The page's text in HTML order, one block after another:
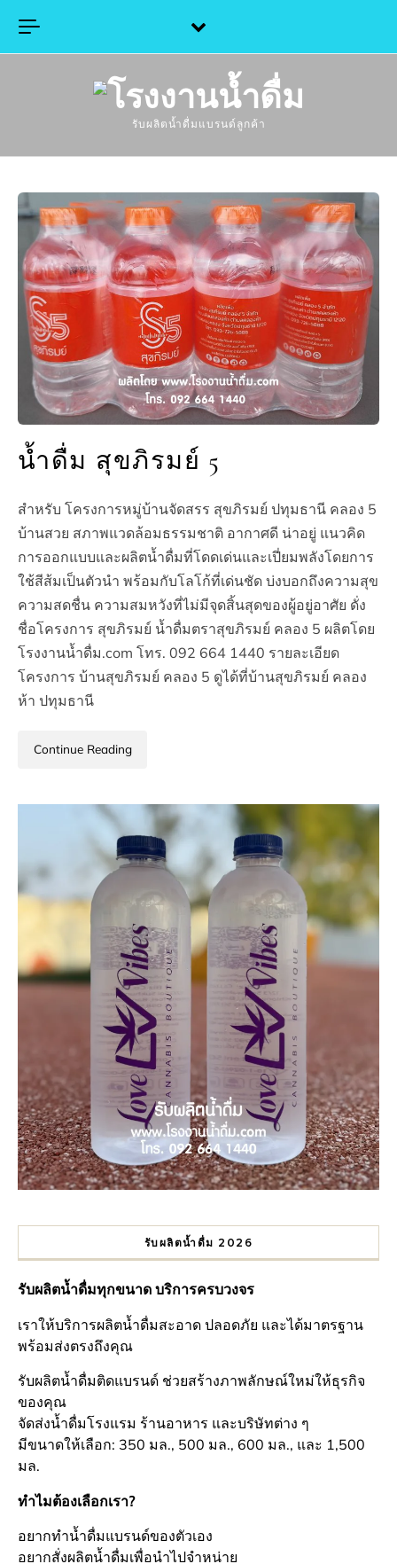
รับผลิตน้ำดื่มแบรนด์ลูกค้า
น้ำดื่ม สุขภิรมย์ 5
สำหรับ โครงการหมู่บ้านจัดสรร สุขภิรมย์ ปทุมธานี คลอง 5
บ้านสวย สภาพแวดล้อมธรรมชาติ อากาศดี น่าอยู่ แนวคิด
การออกแบบและผลิตน้ำดื่มที่โดดเด่นและเปี่ยมพลังโดยการ
ใช้สีส้มเป็นตัวนำ พร้อมกับโลโก้ที่เด่นชัด บ่งบอกถึงความสุข
ความสดชื่น ความสมหวังที่ไม่มีจุดสิ้นสุดของผู้อยู่อาศัย ดั่ง
ชื่อโครงการ สุขภิรมย์ น้ำดื่มตราสุขภิรมย์ คลอง 5 ผลิตโดย
โรงงานน้ำดื่ม.com โทร. 092 664 1440 รายละเอียด
โครงการ บ้านสุขภิรมย์ คลอง 5 ดูได้ที่บ้านสุขภิรมย์ คลอง
ห้า ปทุมธานี
Continue Reading
รับผลิตน้ำดื่ม 2026
รับผลิตน้ำดื่มทุกขนาด บริการครบวงจร
เราให้บริการผลิตน้ำดื่มสะอาด ปลอดภัย และได้มาตรฐาน
พร้อมส่งตรงถึงคุณ
รับผลิตน้ำดื่มติดแบรนด์ ช่วยสร้างภาพลักษณ์ใหม่ให้ธุรกิจ
ของคุณ
จัดส่งน้ำดื่มโรงแรม ร้านอาหาร และบริษัทต่าง ๆ
มีขนาดให้เลือก: 350 มล., 500 มล., 600 มล., และ 1,500
มล.
ทำไมต้องเลือกเรา?
อยากทำน้ำดื่มแบรนด์ของตัวเอง
อยากสั่งผลิตน้ำดื่มเพื่อนำไปจำหน่าย